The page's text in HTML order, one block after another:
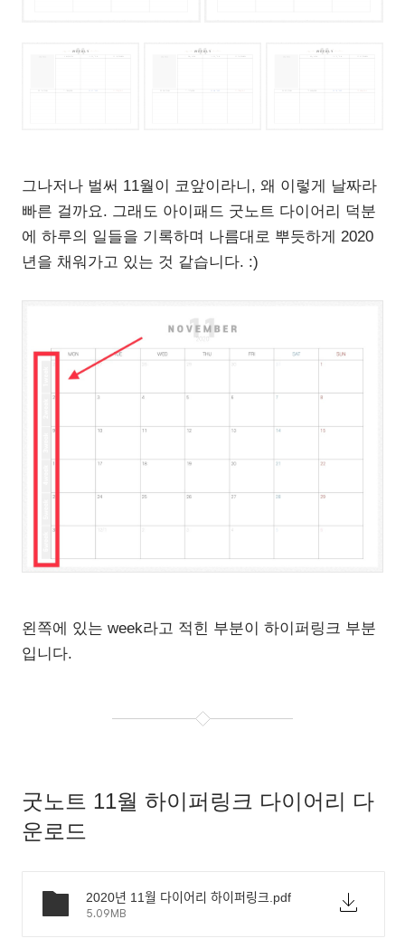
그나저나 벌써 11월이 코앞이라니, 왜 이렇게 날짜라
빠른 걸까요. 그래도 아이패드 굿노트 다이어리 덕분
에 하루의 일들을 기록하며 나름대로 뿌듯하게 2020
년을 채워가고 있는 것 같습니다. :)
왼쪽에 있는 week라고 적힌 부분이 하이퍼링크 부분
입니다.
굿노트 11월 하이퍼링크 다이어리 다
운로드
2020년 11월 다이어리 하이퍼링크.pdf
5.09MB